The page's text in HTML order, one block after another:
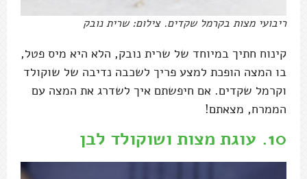
ריבועי מצות בקרמל שקדים. צילום: שרית נובק
קינוח חתיך במיוחד של שרית נובק, הלא היא מיס פטל,
בו המצה הופכת למצע פריך לשכבה נדיבה של שוקולד
וקרמל שקדים. אם חיפשתם איך לשדרג את המצה עם
הממרח, מצאתם!
10. עוגת מצות ושוקולד לבן